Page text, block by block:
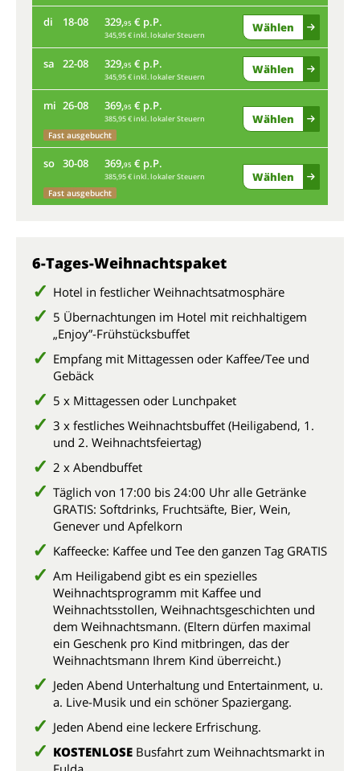
di 18-08 329,95 € p.P.
345,95 € inkl. lokaler Steuern
Wählen
sa 22-08 329,95 € p.P.
345,95 € inkl. lokaler Steuern
Wählen
mi 26-08 369,95 € p.P.
385,95 € inkl. lokaler Steuern
Fast ausgebucht
Wählen
so 30-08 369,95 € p.P.
385,95 € inkl. lokaler Steuern
Fast ausgebucht
Wählen
6-Tages-Weihnachtspaket
Hotel in festlicher Weihnachtsatmosphäre
5 Übernachtungen im Hotel mit reichhaltigem
„Enjoy”-Frühstücksbuffet
Empfang mit Mittagessen oder Kaffee/Tee und
Gebäck
5 x Mittagessen oder Lunchpaket
3 x festliches Weihnachtsbuffet (Heiligabend, 1.
und 2. Weihnachtsfeiertag)
2 x Abendbuffet
Täglich von 17:00 bis 24:00 Uhr alle Getränke
GRATIS: Softdrinks, Fruchtsäfte, Bier, Wein,
Genever und Apfelkorn
Kaffeecke: Kaffee und Tee den ganzen Tag GRATIS
Am Heiligabend gibt es ein spezielles
Weihnachtsprogramm mit Kaffee und
Weihnachtsstollen, Weihnachtsgeschichten und
dem Weihnachtsmann. (Eltern dürfen maximal
ein Geschenk pro Kind mitbringen, das der
Weihnachtsmann Ihrem Kind überreicht.)
Jeden Abend Unterhaltung und Entertainment, u.
a. Live-Musik und ein schöner Spaziergang.
Jeden Abend eine leckere Erfrischung.
KOSTENLOSE Busfahrt zum Weihnachtsmarkt in